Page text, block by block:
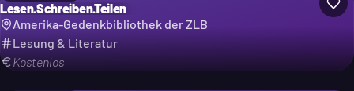
Lesen.Schreiben.Teilen
Amerika-Gedenkbibliothek der ZLB
Lesung & Literatur
Kostenlos